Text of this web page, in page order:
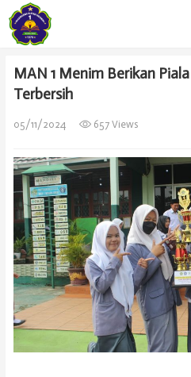
MAN 1 Menim Berikan
Terbersih
05/11/2024 657 Views